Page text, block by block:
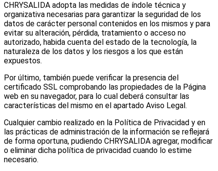
CHRYSALIDA adopta las medidas de índole técnica y
organizativa necesarias para garantizar la seguridad de los
datos de carácter personal contenidos en los mismos y para
evitar su alteración, pérdida, tratamiento o acceso no
autorizado, habida cuenta del estado de la tecnología, la
naturaleza de los datos y los riesgos a los que están
expuestos.
Por último, también puede verificar la presencia del
certificado SSL comprobando las propiedades de la Página
web en su navegador, para lo cual deberá consultar las
características del mismo en el apartado Aviso Legal.
Cualquier cambio realizado en la Política de Privacidad y en
las prácticas de administración de la información se reflejará
de forma oportuna, pudiendo CHRYSALIDA agregar, modificar
o eliminar dicha política de privacidad cuando lo estime
necesario.